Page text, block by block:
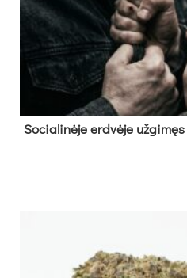
So­cia­li­nė­je erd­vė­je